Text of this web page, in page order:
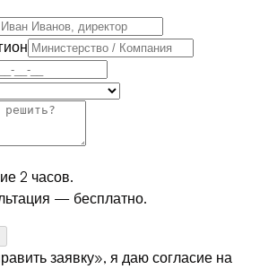
2 часов.
— бесплатно.
заявку», я даю согласие на